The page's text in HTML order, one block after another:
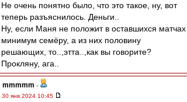
Не очень понятно было, что это такое, ну, вот
теперь разъяснилось. Деньги..
Ну, если Маня не положит в оставшихся матчах
минимум семёру, а из них половину
решающих, то..,этта..,как вы говорите?
Прокляну, ага..
mmmmm -
30 янв 2024 10:45